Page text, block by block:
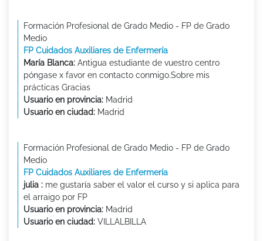
Formación Profesional de Grado Medio - FP de Grado
Medio
FP Cuidados Auxiliares de Enfermería
María Blanca: Antigua estudiante de vuestro centro
póngase x favor en contacto conmigo.Sobre mis
prácticas Gracias
Usuario en provincia: Madrid
Usuario en ciudad: Madrid
Formación Profesional de Grado Medio - FP de Grado
Medio
FP Cuidados Auxiliares de Enfermería
julia : me gustaría saber el valor el curso y si aplica para
el arraigo por FP
Usuario en provincia: Madrid
Usuario en ciudad: VILLALBILLA